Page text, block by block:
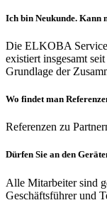
Ich bin Neukunde. Kann
Die ELKOBA
existiert insgesamt
Grundlage der
Wo findet man
Referenzen zu
Dürfen Sie an den
Alle Mitarbeiter sind
Geschäftsführer und